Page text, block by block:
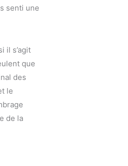
senti une
il s’agit
que
des
le
de la